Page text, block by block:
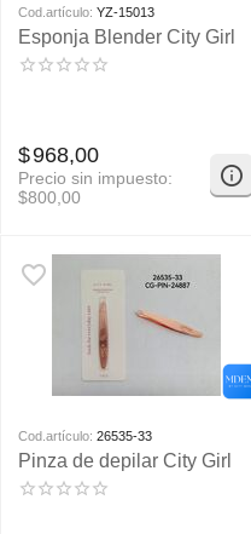
Cod.artículo: YZ-15013
Esponja Blender City Girl
$968,00
Precio sin impuesto:
$800,00
Cod.artículo: 26535-33
Pinza de depilar City Girl